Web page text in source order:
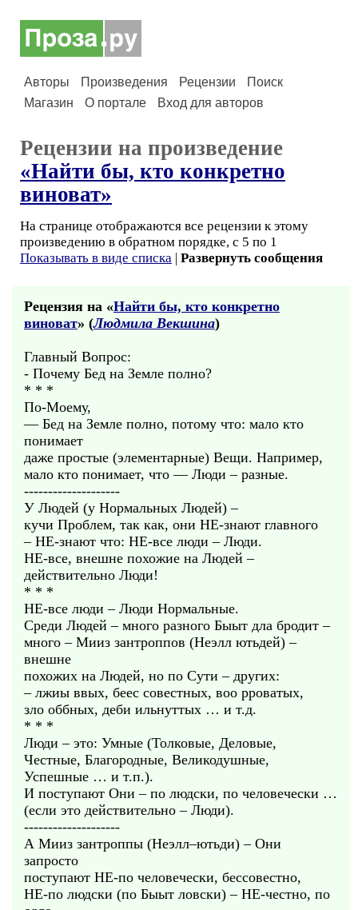
Авторы Произведения Рецензии
Поиск
Магазин
О портале Вход для авторов
Рецензии на произведение
«Найти бы, кто конкретно
виноват»
На странице отображаются все рецензии к этому
произведению в обратном порядке, с 5 по 1
Показывать в виде списка | Развернуть сообщения
Рецензия на «Найти бы, кто конкретно
виноват» (Людмила Векшина)
Главный Вопрос:
- Почему Бед на Земле полно?
* * *
По-Моему,
— Бед на Земле полно, потому что: мало кто
понимает
даже простые (элементарные) Вещи. Например,
мало кто понимает, что — Люди – разные.
--------------------
У Людей (у Нормальных Людей) –
кучи Проблем, так как, они НЕ-знают главного
– НЕ-знают что: НЕ-все люди – Люди.
НЕ-все, внешне похожие на Людей –
действительно Люди!
* * *
НЕ-все люди – Люди Нормальные.
Среди Людей – много разного Быыт дла бродит –
много – Мииз зантроппов (Неэлл ютьдей) –
внешне
похожих на Людей, но по Сути – других:
– лжиы ввых, беес совестных, воо рроватых,
зло оббных, деби ильнуттых … и т.д.
* * *
Люди – это: Умные (Толковые, Деловые,
Честные, Благородные, Великодушные,
Успешные … и т.п.).
И поступают Они – по людски, по человечески …
(если это действительно – Люди).
--------------------
А Мииз зантроппы (Неэлл–ютьди) – Они
запросто
поступают НЕ-по человечески, бессовестно,
НЕ-по людски (по Быыт ловски) – НЕ-честно, по